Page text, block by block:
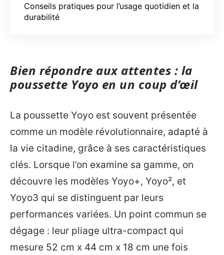
Conseils pratiques pour l’usage quotidien et la
durabilité
Bien répondre aux attentes : la
poussette Yoyo en un coup d’œil
La poussette Yoyo est souvent présentée
comme un modèle révolutionnaire, adapté à
la vie citadine, grâce à ses caractéristiques
clés. Lorsque l’on examine sa gamme, on
découvre les modèles Yoyo+, Yoyo², et
Yoyo3 qui se distinguent par leurs
performances variées. Un point commun se
dégage : leur pliage ultra-compact qui
mesure 52 cm x 44 cm x 18 cm une fois